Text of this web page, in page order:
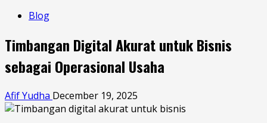
Blog
Timbangan Digital Akurat untuk Bisnis
sebagai Operasional Usaha
Afif Yudha December 19, 2025